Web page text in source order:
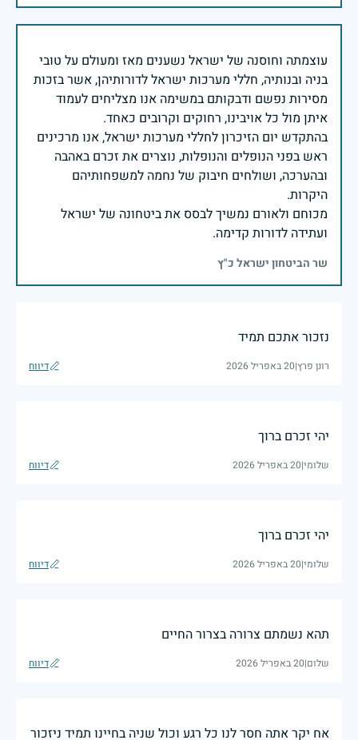
עוצמתה וחוסנה של ישראל נשענים מאז ומעולם על טובי
בניה ובנותיה, חללי מערכות ישראל לדורותיהן, אשר בזכות
מסירות נפשם ודבקותם במשימה אנו מצליחים לעמוד
בהתקדש יום הזיכרון לחללי מערכות ישראל, אנו מרכינים
ראש בפני הנופלים והנופלות, נוצרים את זכרם באהבה
ובהערכה, ושולחים חיבוק של נחמה למשפחותיהם
מכוחם ולאורם נמשיך לבסס את ביטחונה של ישראל
ועתידה לדורות קדימה.
שר הביטחון ישראל כ"ץ
נזכור אתכם תמיד
רונן פרץ|20 באפריל 2026 דיווח
יהי זכרם ברוך
שלומי|20 באפריל 2026 דיווח
יהי זכרם ברוך
שלומי|20 באפריל 2026 דיווח
תהא נשמתם צרורה בצרור החיים
שלום|20 באפריל 2026 דיווח
אח יקר אתה חסר לנו כל רגע וכול שניה בחיינו תמיד ניזכור